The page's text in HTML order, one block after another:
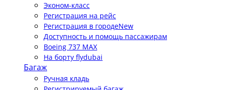
Эконом-класс
Регистрация на рейс
Регистрация в городеNew
Доступность и помощь пассажирам
Boeing 737 MAX
На борту flydubai
Багаж
Ручная кладь